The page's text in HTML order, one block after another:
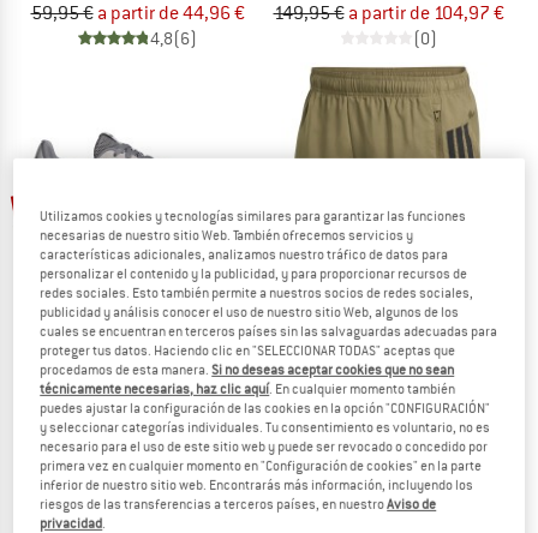
59,95 € a partir de 44,96 €
4,8(6)
149,95 € a partir de 104,97 €
(0)
ADIDAS
Run 84
Zapatillas deportivas
79,95 €a partir de 59,96 €
(0)
ADIDAS
Workout Essentials Base 3 Stripes
Pantalones cortos
34,95 €a partir de 31,46 €
4,0(1)
Utilizamos cookies y tecnologías similares para garantizar las funciones
necesarias de nuestro sitio Web. También ofrecemos servicios y
características adicionales, analizamos nuestro tráfico de datos para
personalizar el contenido y la publicidad, y para proporcionar recursos de
redes sociales. Esto también permite a nuestros socios de redes sociales,
publicidad y análisis conocer el uso de nuestro sitio Web, algunos de los
cuales se encuentran en terceros países sin las salvaguardas adecuadas para
proteger tus datos. Haciendo clic en "SELECCIONAR TODAS" aceptas que
procedamos de esta manera.Si no deseas aceptar cookies que no sean
técnicamente necesarias, haz clic aquí. En cualquier momento también
puedes ajustar la configuración de las cookies en la opción "CONFIGURACIÓN"
y seleccionar categorías individuales. Tu consentimiento es voluntario, no es
necesario para el uso de este sitio web y puede ser revocado o concedido por
primera vez en cualquier momento en "Configuración de cookies" en la parte
inferior de nuestro sitio web. Encontrarás más información, incluyendo los
riesgos de las transferencias a terceros países, en nuestroAviso de
privacidad